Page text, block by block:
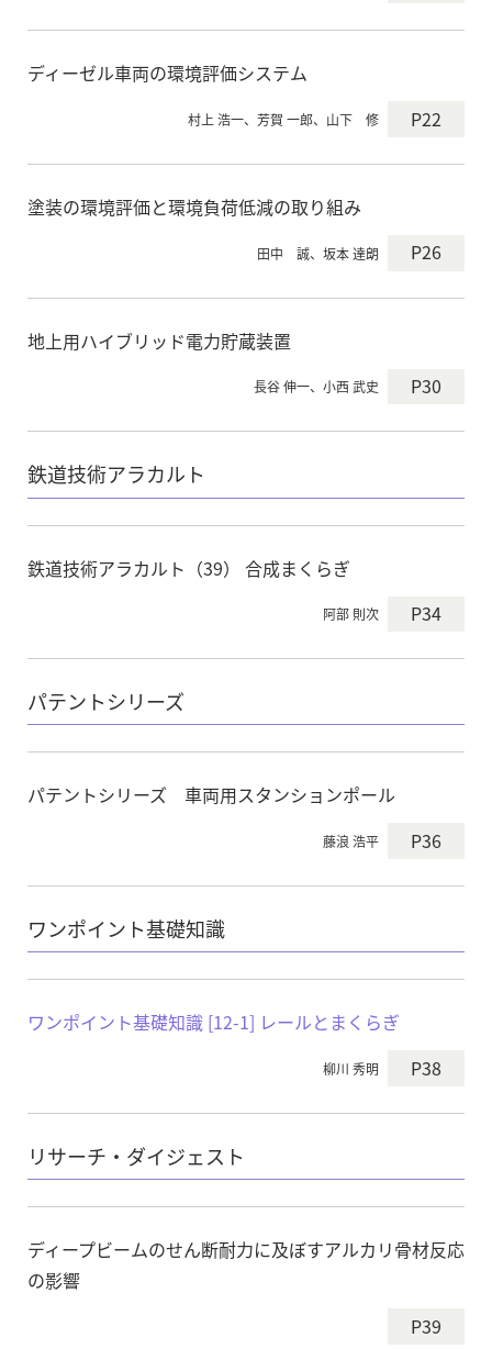
ディーゼル車両の環境評価システム
村上 浩一、芳賀 一郎、山下 修 P22
塗装の環境評価と環境負荷低減の取り組み
田中 誠、坂本 達朗 P26
地上用ハイブリッド電力貯蔵装置
長谷 伸一、小西 武史 P30
鉄道技術アラカルト
鉄道技術アラカルト（39） 合成まくらぎ
阿部 則次 P34
パテントシリーズ
パテントシリーズ 車両用スタンションポール
藤浪 浩平 P36
ワンポイント基礎知識
ワンポイント基礎知識 [12-1] レールとまくらぎ
柳川 秀明 P38
リサーチ・ダイジェスト
ディープビームのせん断耐力に及ぼすアルカリ骨材反応
の影響
P39